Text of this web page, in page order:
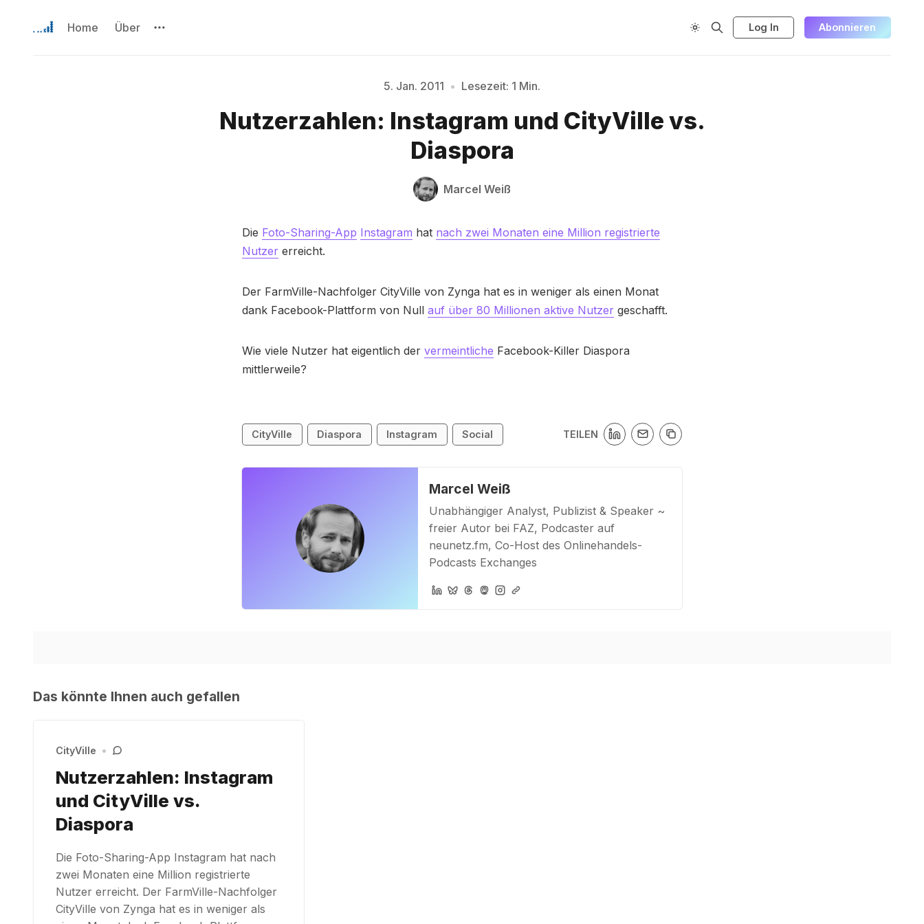
Home Über Log In Abonnieren
Bitte geben Sie mindestens 3 Zeichen ein
5. Jan. 2011 • Lesezeit: 1 Min.
Nutzerzahlen: Instagram und CityVille vs.
Diaspora
Marcel Weiß
Die Foto-Sharing-App Instagram hat nach zwei Monaten eine Million registrierte
Nutzer erreicht.
Der FarmVille-Nachfolger CityVille von Zynga hat es in weniger als einen Monat
dank Facebook-Plattform von Null auf über 80 Millionen aktive Nutzer geschafft.
Wie viele Nutzer hat eigentlich der vermeintliche Facebook-Killer Diaspora
mittlerweile?
CityVille Diaspora Instagram Social TEILEN
Marcel Weiß
Unabhängiger Analyst, Publizist & Speaker ~
freier Autor bei FAZ, Podcaster auf
neunetz.fm, Co-Host des Onlinehandels-
Podcasts Exchanges
Das könnte Ihnen auch gefallen
CityVille •
Nutzerzahlen: Instagram
und CityVille vs.
Diaspora
Die Foto-Sharing-App Instagram hat nach
zwei Monaten eine Million registrierte
Nutzer erreicht. Der FarmVille-Nachfolger
CityVille von Zynga hat es in weniger als